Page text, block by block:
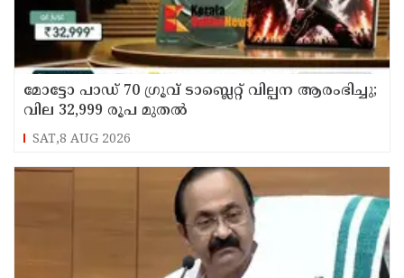
മോട്ടോ പാഡ് 70 ഗ്രൂവ് ടാബ്ലെറ്റ് വില്പന ആരംഭിച്ചു;
വില 32,999 രൂപ മുതൽ
SAT,8 AUG 2026